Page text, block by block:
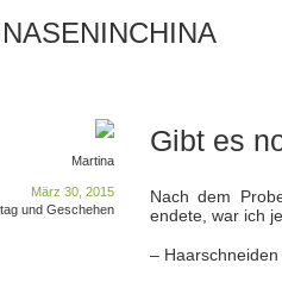
Gibt es
Martina
März 30, 2015
und Geschehen
Nach dem
endete, war ich
– Haarschneiden